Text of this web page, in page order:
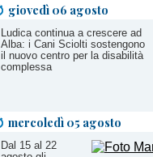
giovedì 06 agosto
Ludica continua a crescere ad
Alba: i Cani Sciolti sostengono
il nuovo centro per la disabilità
complessa
mercoledì 05 agosto
Dal 15 al 22